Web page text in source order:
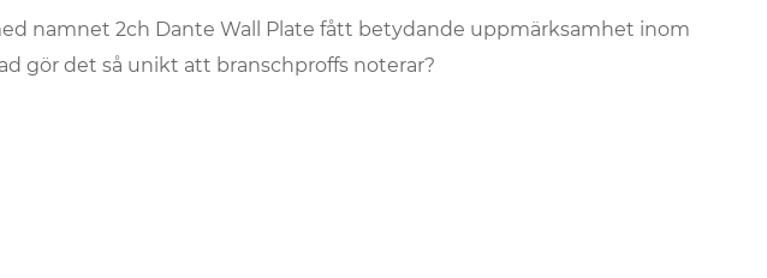
namnet 2ch Dante Wall Plate fått betydande uppmärksamhet inom
gör det så unikt att branschproffs noterar?